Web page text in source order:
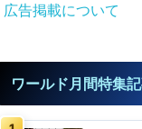
広告掲載について
ワールド月間特集